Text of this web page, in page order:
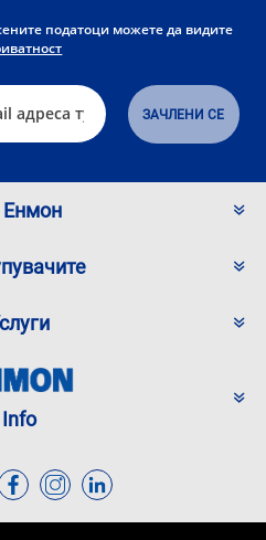
податоци можете да видите
Енмон
Info